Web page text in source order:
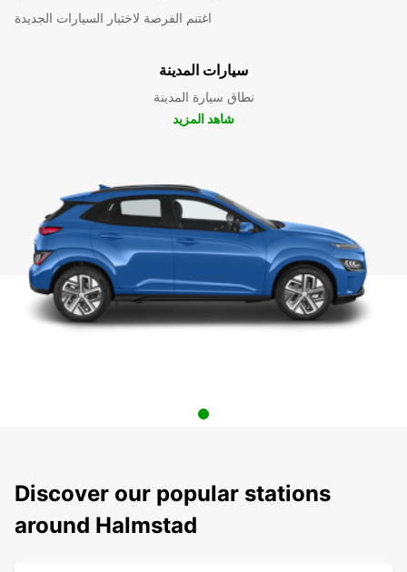
اغتنم الفرصة لاختبار السيارات الجديدة
سيارات المدينة
نطاق سيارة المدينة
شاهد المزيد
Discover our popular stations
around Halmstad